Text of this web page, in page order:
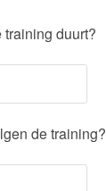
duurt?
de training?